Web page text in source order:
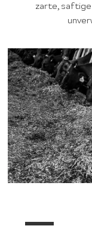
zarte,